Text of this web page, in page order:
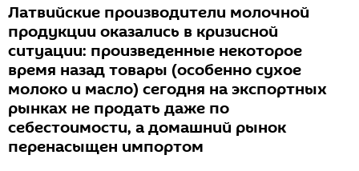
Латвийские производители молочной
продукции оказались в кризисной
ситуации: произведенные некоторое
время назад товары (особенно сухое
молоко и масло) сегодня на экспортных
рынках не продать даже по
себестоимости, а домашний рынок
перенасыщен импортом